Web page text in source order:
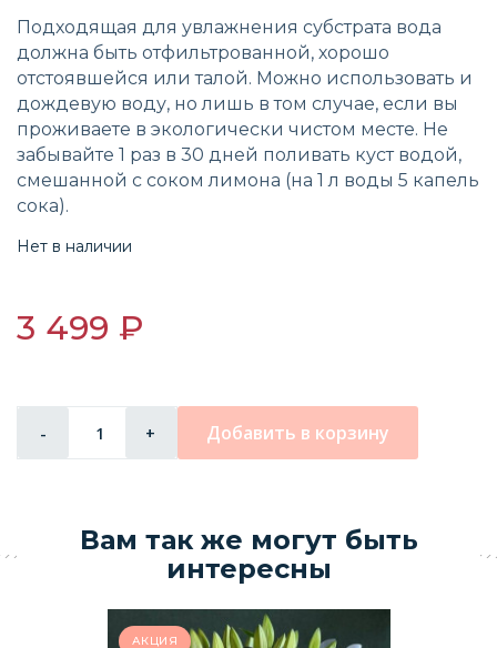
Подходящая для увлажнения субстрата вода
должна быть отфильтрованной, хорошо
отстоявшейся или талой. Можно использовать и
дождевую воду, но лишь в том случае, если вы
проживаете в экологически чистом месте. Не
забывайте 1 раз в 30 дней поливать куст водой,
смешанной с соком лимона (на 1 л воды 5 капель
сока).
Нет в наличии
3 499 ₽
- + Добавить в корзину
Вам так же могут быть
интересны
АКЦИЯ